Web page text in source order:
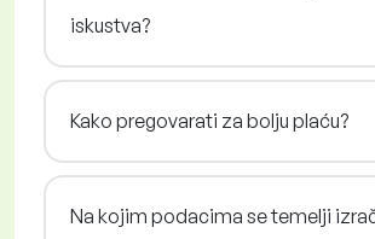
iskustva?
Kako pregovarati za bolju plaću?
Na kojim podacima se temelji